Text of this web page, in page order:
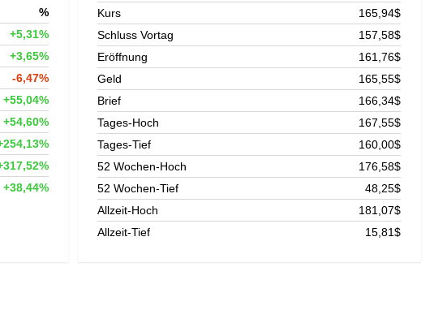
%
+5,31%
+3,65%
-6,47%
+55,04%
+54,60%
+38,44%
Kurs
165,94$
Schluss Vortag
157,58$
Eröffnung
161,76$
Geld
165,55$
Brief
166,34$
Tages-Hoch
167,55$
Tages-Tief
160,00$
52 Wochen-Hoch
176,58$
52 Wochen-Tief
48,25$
Allzeit-Hoch
181,07$
Allzeit-Tief
15,81$